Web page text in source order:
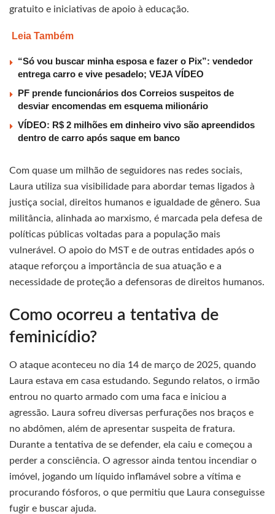
gratuito e iniciativas de apoio à educação.
Leia Também
“Só vou buscar minha esposa e fazer o Pix”: vendedor
entrega carro e vive pesadelo; VEJA VÍDEO
PF prende funcionários dos Correios suspeitos de
desviar encomendas em esquema milionário
VÍDEO: R$ 2 milhões em dinheiro vivo são apreendidos
dentro de carro após saque em banco
Com quase um milhão de seguidores nas redes sociais,
Laura utiliza sua visibilidade para abordar temas ligados à
justiça social, direitos humanos e igualdade de gênero. Sua
militância, alinhada ao marxismo, é marcada pela defesa de
políticas públicas voltadas para a população mais
vulnerável. O apoio do MST e de outras entidades após o
ataque reforçou a importância de sua atuação e a
necessidade de proteção a defensoras de direitos humanos.
Como ocorreu a tentativa de
feminicídio?
O ataque aconteceu no dia 14 de março de 2025, quando
Laura estava em casa estudando. Segundo relatos, o irmão
entrou no quarto armado com uma faca e iniciou a
agressão. Laura sofreu diversas perfurações nos braços e
no abdômen, além de apresentar suspeita de fratura.
Durante a tentativa de se defender, ela caiu e começou a
perder a consciência. O agressor ainda tentou incendiar o
imóvel, jogando um líquido inflamável sobre a vítima e
procurando fósforos, o que permitiu que Laura conseguisse
fugir e buscar ajuda.